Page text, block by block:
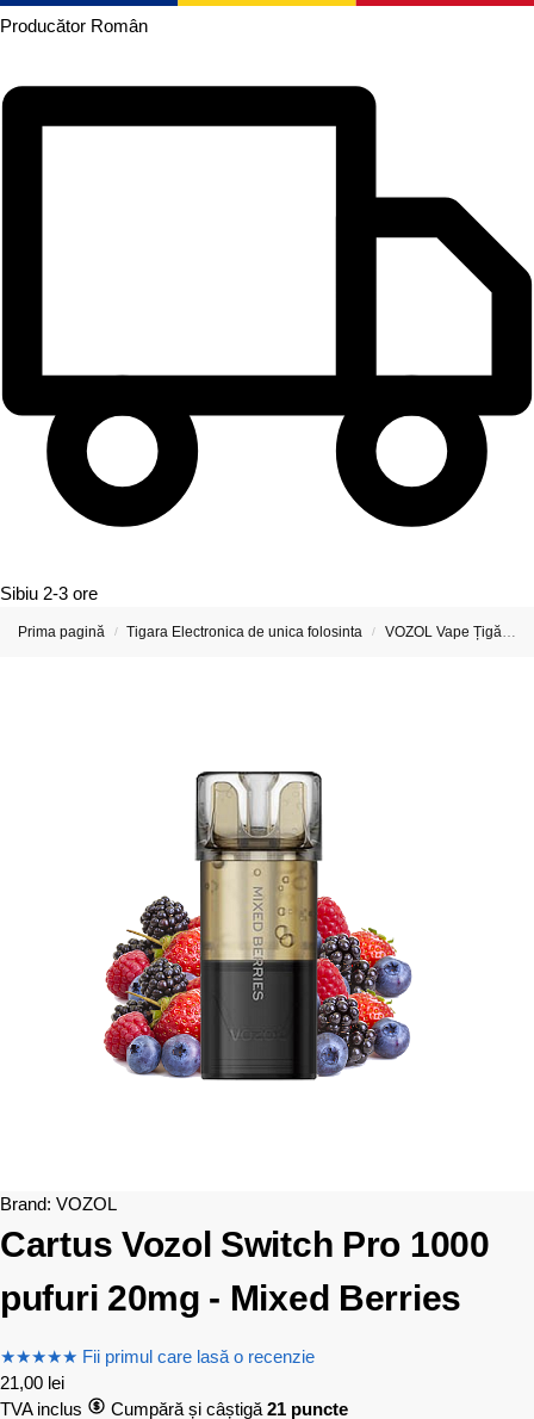
Producător Român
Sibiu 2-3 ore
Prima pagină / Tigara Electronica de unica folosinta / VOZOL Vape Țigări Electronice & Vape-uri
Brand: VOZOL
Cartus Vozol Switch Pro 1000
pufuri 20mg - Mixed Berries
★★★★★ Fii primul care lasă o recenzie
21,00 lei
TVA inclus
Cumpără și câștigă 21 puncte